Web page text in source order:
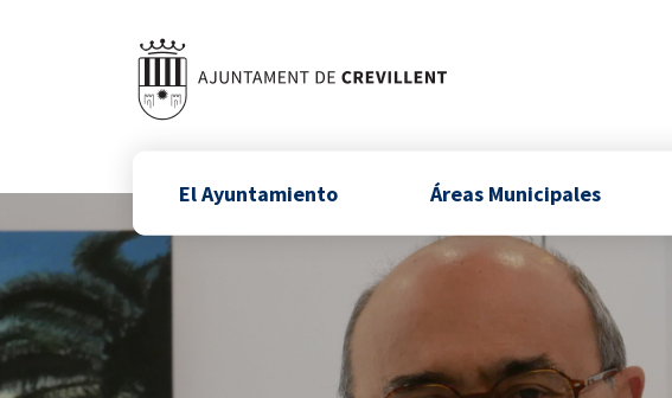
El Ayuntamiento Áreas Municipales